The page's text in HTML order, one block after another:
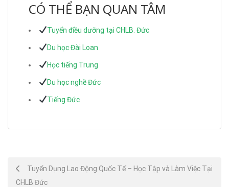
CÓ THỂ BẠN QUAN TÂM
Tuyển điều dưỡng tại CHLB. Đức
Du học Đài Loan
Học tiếng Trung
Du học nghề Đức
Tiếng Đức
PostTuyển Dụng Lao Động Quốc Tế – Học Tập và Làm Việc Tại
CHLB Đức